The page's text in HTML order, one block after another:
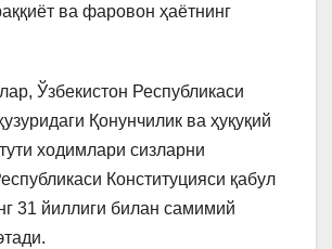
ва фаровон ҳаётнинг
Ўзбекистон Республикаси
Қонунчилик ва ҳуқуқий
ходимлари сизларни
Конституцияси қабул
31 йиллиги билан самимий